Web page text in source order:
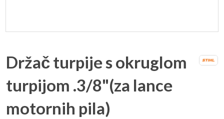
Držač turpije s okruglom
turpijom .3/8"(za lance
motornih pila)